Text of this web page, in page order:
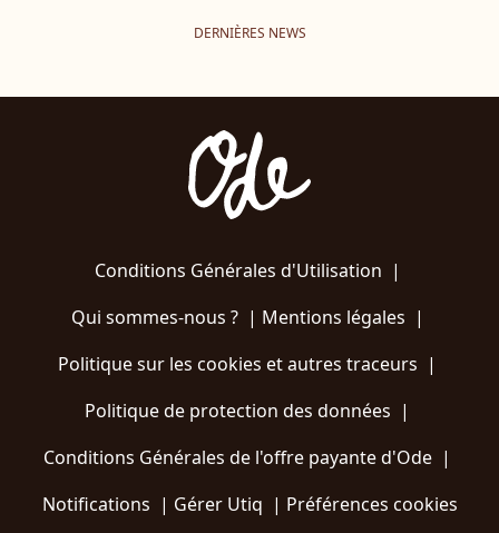
DERNIÈRES NEWS
Conditions Générales d'Utilisation |
Qui sommes-nous ?| Mentions légales |
Politique sur les cookies et autres traceurs |
Politique de protection des données |
Conditions Générales de l'offre payante d'Ode |
Notifications | Gérer Utiq | Préférences cookies